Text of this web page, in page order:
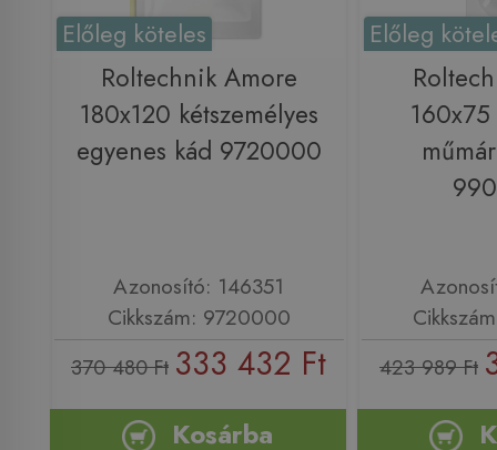
Előleg köteles
Roltechnik Amore
180x120 kétszemélyes
egyenes kád 9720000
Azonosító: 146351
Cikkszám: 9720000
370 480 Ft 333 432 Ft
Kosárba
Előleg
423 989 Ft